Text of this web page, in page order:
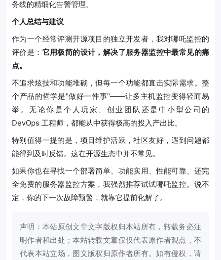
务线的精细化告警管理。
个人总结与建议
作为一个经常评测开源项目的独立开发者，我对哪吒监控的
评价是： 它用极简的设计，解决了服务器监控中最常见的痛
点。
不追求炫技和功能堆砌，但每一个功能都直击实际需求。整
个产品的哲学是"做好一件事"——让多主机监控变得轻而易
举。无论你是个人玩家、创业团队还是中小型公司的
DevOps 工程师，都能从中获得极高的投入产出比。
特别值得一提的是，项目维护活跃，社区友好，遇到问题都
能得到及时反馈。这在开源生态中并不常见。
如果你也在寻找一个部署简单、功能实用、性能可靠、还完
全免费的服务器监控方案，我强烈推荐试试哪吒监控。说不
定，你的下一次故障预警，就靠它提前化解了。
声明：本站原创文章文字版权归本站所有，转载务必注
明作者和出处；本站转载文章仅仅代表原作者观点，不
代表本站立场，图文版权归原作者所有。如有侵权，请